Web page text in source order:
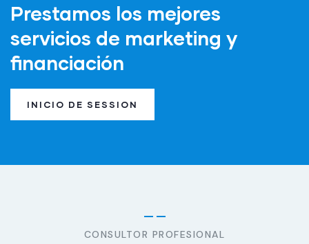
Prestamos los mejores
servicios de marketing y
financiación
INICIO DE SESSION
CONSULTOR PROFESIONAL